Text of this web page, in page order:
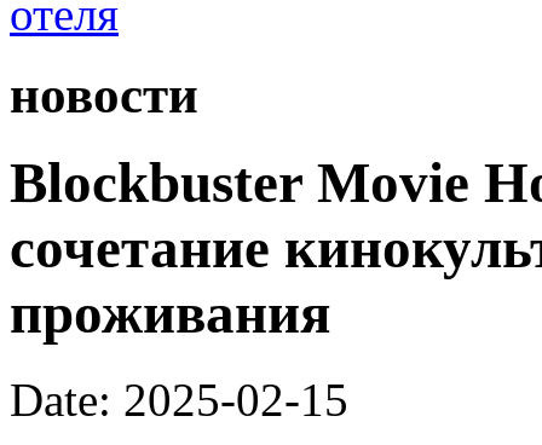
новости
Blockbuster Movie
сочетание
проживания
Date: 2025-02-15